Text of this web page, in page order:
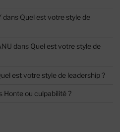
dans Quel est votre style de
dans Quel est votre style de
est votre style de leadership ?
Honte ou culpabilité ?